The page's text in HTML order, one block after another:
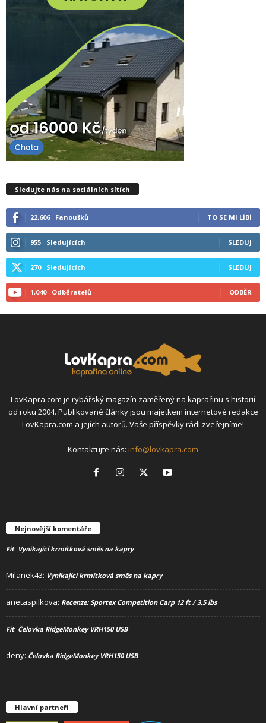
Sledujte nás na sociálních sítích
22,606 Fanoušků TO SE MI LÍBÍ
955 Sledujících SLEDUJ
270 Sledujících SLEDUJ
1,040 Odběratelů ODBĚR
LovKapra.com je rybářský magazín zaměřený na kaprařinu s historií
od roku 2004. Publikované články jsou majetkem internetové redakce
LovKapra.com a jejích autorů. Vaše příspěvky rádi zveřejníme!
Kontaktujte nás: info@lovkapra.com
Nejnovější komentáře
Fit: Vynikající krmítková směs na kapry
Milanek43: Vynikající krmítková směs na kapry
anetaspilkova: Recenze: Sportex Competition Carp 12 ft / 3,5 lbs
Fit: Čelovka RidgeMonkey VRH150 USB
deny: Čelovka RidgeMonkey VRH150 USB
Hlavní partneři